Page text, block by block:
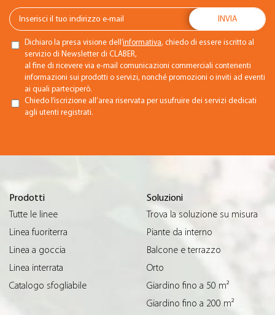
Dichiaro la presa visione dell’informativa, chiedo di essere iscritto al
servizio di Newsletter di CLABER,
al fine di ricevere via e-mail comunicazioni commerciali contenenti
informazioni sui prodotti o servizi, nonché promozioni o inviti ad eventi
ai quali parteciperò.
Chiedo l’iscrizione all’area riservata per usufruire dei servizi dedicati
agli utenti registrati.
Prodotti
Tutte le linee
Linea fuoriterra
Linea a goccia
Linea interrata
Catalogo sfogliabile
Soluzioni
Trova la soluzione su misura
Piante da interno
Balcone e terrazzo
Orto
Giardino fino a 50 m²
Giardino fino a 200 m²